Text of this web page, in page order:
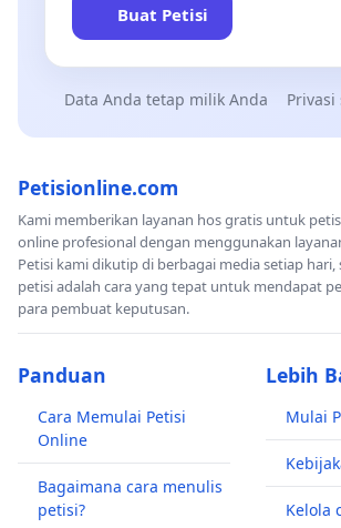
Buat Petisi
Data Anda tetap milik Anda Privasi
Petisionline.com
Kami memberikan layanan hos gratis untuk
online profesional dengan menggunakan
Petisi kami dikutip di berbagai media setiap
petisi adalah cara yang tepat untuk mendapat
para pembuat keputusan.
Panduan
Cara Memulai Petisi
Online
Bagaimana cara menulis
petisi?
Lebih
Mulai
Kelola